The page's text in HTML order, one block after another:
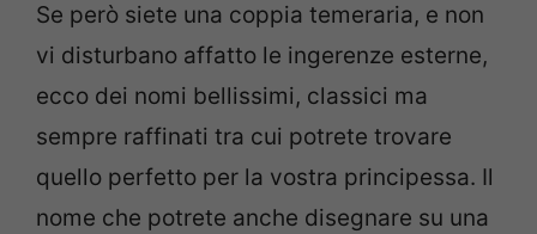
Se però siete una coppia temeraria, e non
vi disturbano affatto le ingerenze esterne,
ecco dei nomi bellissimi, classici ma
sempre raffinati tra cui potrete trovare
quello perfetto per la vostra principessa. Il
nome che potrete anche disegnare su una